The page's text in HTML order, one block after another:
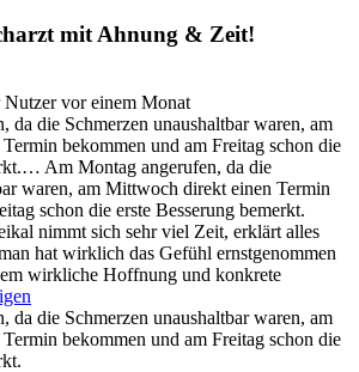
mit Ahnung & Zeit!
Nutzervor einem Monat
da die Schmerzen unaushaltbar waren, am
bekommen und am Freitag schon die
Am Montag angerufen, da die
waren, am Mittwoch direkt einen Termin
schon die erste Besserung bemerkt.
nimmt sich sehr viel Zeit, erklärt alles
hat wirklich das Gefühl ernstgenommen
wirkliche Hoffnung und konkrete
da die Schmerzen unaushaltbar waren, am
bekommen und am Freitag schon die